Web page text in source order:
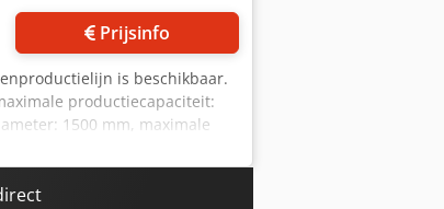
Prijsinfo
is beschikbaar.
productiecapaciteit:
1500 mm, maximale
snijlengtebereik:
Codjyyy Nlepfx Aipsrf